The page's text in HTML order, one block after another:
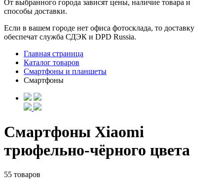
От выбранного города зависят цены, наличие товара и
способы доставки.
Если в вашем городе нет офиса фотосклада, то доставку
обеспечат служба СДЭК и DPD Russia.
Главная страница
Каталог товаров
Смартфоны и планшеты
Смартфоны
Смартфоны Xiaomi
трюфельно-чёрного цвета
55 товаров